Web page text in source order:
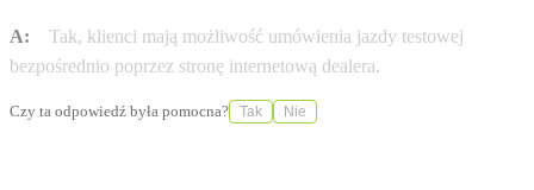
A:
Tak, klienci mają możliwość umówienia jazdy testowej
bezpośrednio poprzez stronę internetową dealera.
Czy ta odpowiedź była pomocna? Tak Nie